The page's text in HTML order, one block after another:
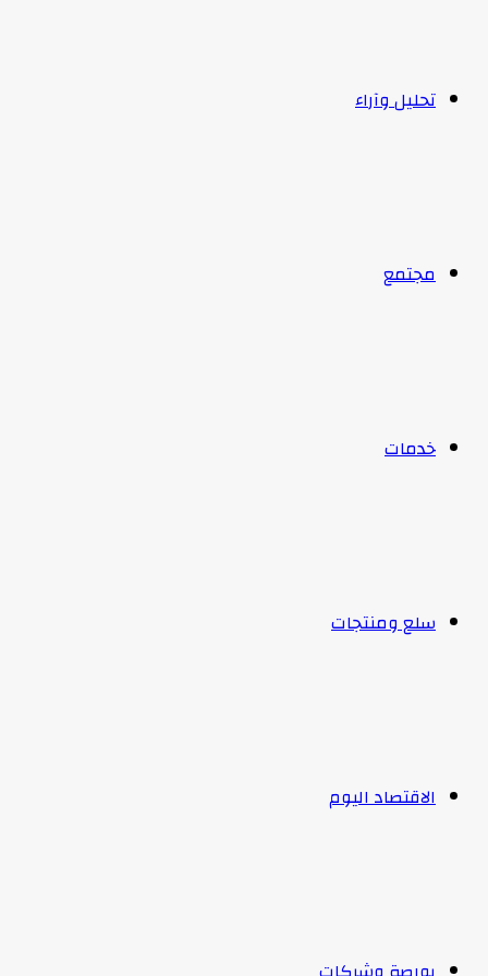
تحليل وآراء
مجتمع
خدمات
سلع ومنتجات
الاقتصاد اليوم